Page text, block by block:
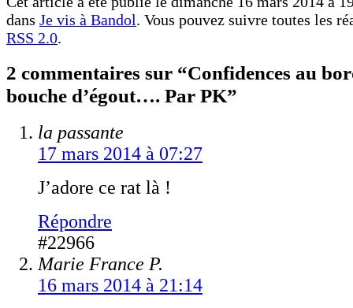
dans Je vis à Bandol. Vous pouvez suivre toutes les
RSS 2.0.
2 commentaires sur “Confidences au
bouche d’égout…. Par PK”
la passante
17 mars 2014 à 07:27
J’adore ce rat là !
Répondre
#22966
Marie France P.
16 mars 2014 à 21:14